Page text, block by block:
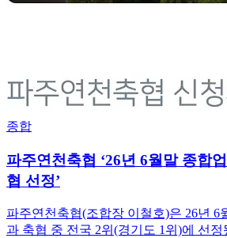
종합
파주연천축협 ‘26년 6월말 종합
협 선정’
파주연천축협(조합장 이철호)은 26년 6
과 축협 중 전국 2위(경기도 1위)에 선